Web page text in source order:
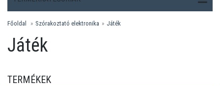
Főoldal Szórakoztató elektronika Játék
Játék
TERMÉKEK